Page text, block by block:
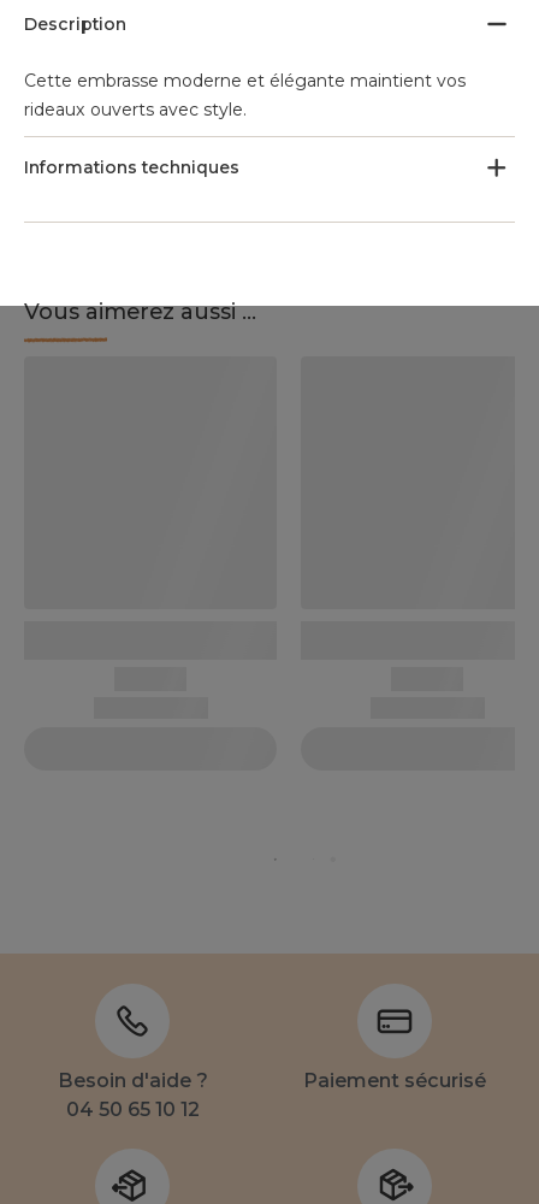
Description
Cette embrasse moderne et élégante maintient vos
rideaux ouverts avec style.
Informations techniques
Vous aimerez aussi ...
Besoin d'aide ?
04 50 65 10 12
Paiement sécurisé